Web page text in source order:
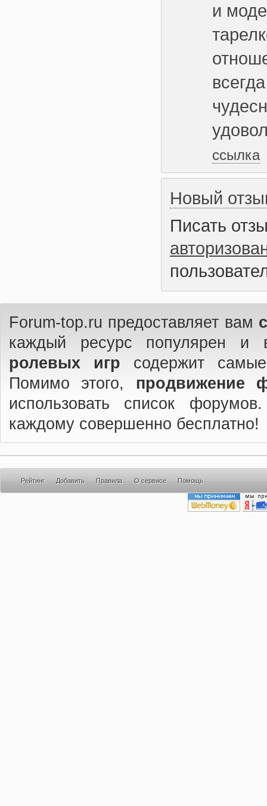
и
ссылка
Новый
Писать
Forum-top.ru предоставляет вам
каждый ресурс популярен
ролевых игр содержит
Помимо этого, продвижение
использовать список
каждому совершенно бесплатно!
Рейтинг Добавить Правила О сервисе Помощь